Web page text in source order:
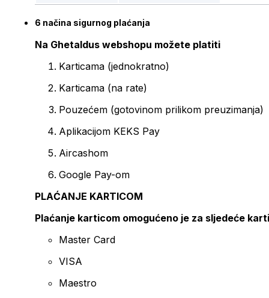
6 načina sigurnog plaćanja
Na Ghetaldus webshopu možete platiti
Karticama (jednokratno)
Karticama (na rate)
Pouzećem (gotovinom prilikom preuzimanja)
Aplikacijom KEKS Pay
Aircashom
Google Pay-om
PLAĆANJE KARTICOM
Plaćanje karticom omogućeno je za sljedeće
Master Card
VISA
Maestro